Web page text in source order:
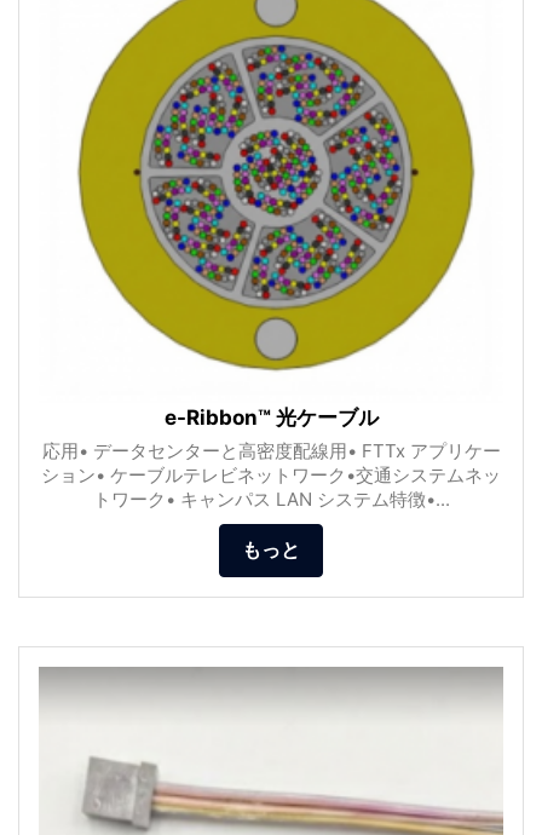
e-Ribbon™ 光ケーブル
応用• データセンターと高密度配線用• FTTx アプリケー
ション• ケーブルテレビネットワーク•交通システムネッ
トワーク• キャンパス LAN システム特徴•...
もっと